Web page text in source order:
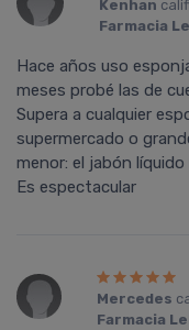
Kenhan
Farmacia
Hace años uso
meses probé las de
Supera a cualquier
supermercado o
menor: el jabón
Es espectacular
Mercedes
Farmacia